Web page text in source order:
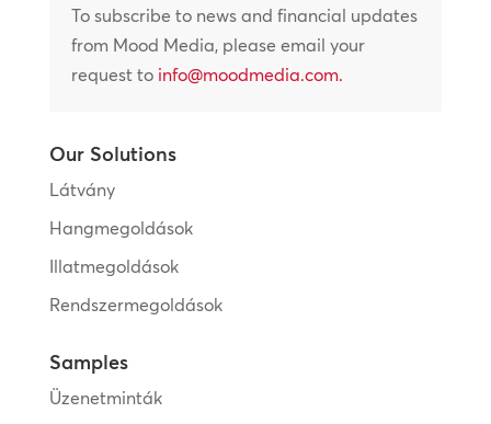
To subscribe to news and financial updates
from Mood Media, please email your
request to info@moodmedia.com.
Our Solutions
Látvány
Hangmegoldások
Illatmegoldások
Rendszermegoldások
Samples
Üzenetminták